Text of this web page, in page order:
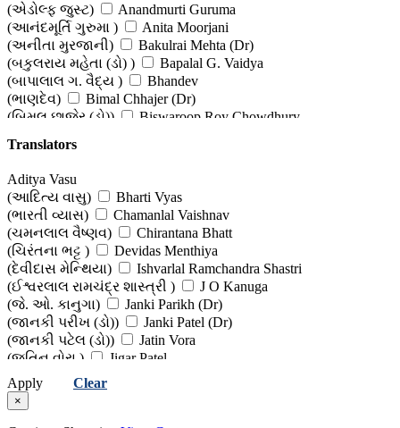
Yoga, Pranayama & Exercise
(યોગ, પ્રાણાયામ અને વ્યાયામ)
(એડોલ્ફ જુસ્ટ)
Anandmurti Guruma
(આનંદમૂર્તિ ગુરુમા )
Anita Moorjani
(અનીતા મુરજાની)
Bakulrai Mehta (Dr)
(બકુલરાય મહેતા (ડો) )
Bapalal G. Vaidya
(બાપાલાલ ગ. વૈદ્ય )
Bhandev
(ભાણદેવ)
Bimal Chhajer (Dr)
(બિમલ છાજેર (ડો))
Biswaroop Roy Chowdhury
(બ્રિજ ભૂષણ ગોયેલ (ડૉ.))
(ચંદુલાલ કા. દવે )
(ચૌધરી અત્તરસિંહ વર્મા)
Chirag A Shah (Dr)
(ચિરાગ એ. શાહ (ડો))
Deepak Chopra (Dr)
(દીપક ચોપરા (ડો))
Devangi Jogal (Dr)
(દેવાંગી જોગલ (ડો))
Devangi Jogal (Dr) - Nilesh Jogal
(દેવાંગી જોગલ (ડૉ.) - નિલેશ જોગલ)
Dimple Jangda
(ડિમ્પલ જાંગડા)
Edited Work
(સંપાદિત કૃતિ )
Essie Honiball
(એસી હોનિબોલ)
Gunvant Shah
(ગુણવંત શાહ)
H K Bakhru
(હંસલ ભચેચ (ડો))
(હરિલાલ અમરચંદ શાહ )
Translators
Aditya Vasu
(આદિત્ય વાસુ)
Bharti Vyas
(ભારતી વ્યાસ)
Chamanlal Vaishnav
(ચમનલાલ વૈષ્ણવ)
Chirantana Bhatt
(ચિરંતના ભટ્ટ )
Devidas Menthiya
(દેવીદાસ મેન્થિયા)
Ishvarlal Ramchandra Shastri
(ઈશ્વરલાલ રામચંદ્ર શાસ્ત્રી )
J O Kanuga
(જે. ઓ. કાનુગા)
Janki Parikh (Dr)
(જાનકી પરીખ (ડો))
Janki Patel (Dr)
(જાનકી પટેલ (ડો))
Jatin Vora
(જતિન વોરા )
Jigar Patel
(જીગર પટેલ)
(જીતેન્દ્ર દેસાઈ)
(કાશ્યપી મહા)
Apply Clear
×